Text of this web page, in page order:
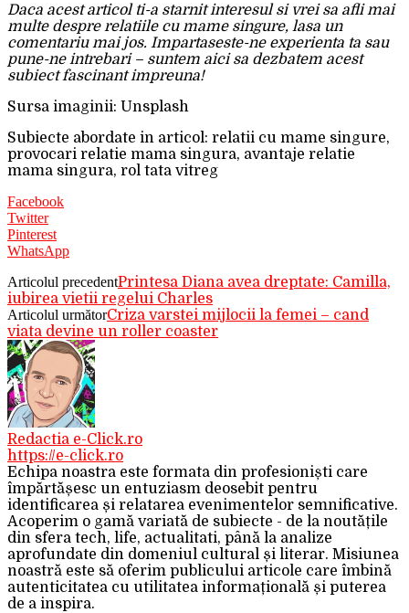
Daca acest articol ti-a starnit interesul si vrei sa afli mai
multe despre relatiile cu mame singure, lasa un
comentariu mai jos. Impartaseste-ne experienta ta sau
pune-ne intrebari – suntem aici sa dezbatem acest
subiect fascinant impreuna!
Sursa imaginii: Unsplash
Subiecte abordate in articol: relatii cu mame singure,
provocari relatie mama singura, avantaje relatie
mama singura, rol tata vitreg
Facebook
Twitter
Pinterest
WhatsApp
Articolul precedentPrintesa Diana avea dreptate: Camilla,
iubirea vietii regelui Charles
Articolul următorCriza varstei mijlocii la femei – cand
viata devine un roller coaster
Redactia e-Click.ro
https://e-click.ro
Echipa noastra este formata din profesioniști care
împărtășesc un entuziasm deosebit pentru
identificarea și relatarea evenimentelor semnificative.
Acoperim o gamă variată de subiecte - de la noutățile
din sfera tech, life, actualitati, până la analize
aprofundate din domeniul cultural și literar. Misiunea
noastră este să oferim publicului articole care îmbină
autenticitatea cu utilitatea informațională și puterea
de a inspira.